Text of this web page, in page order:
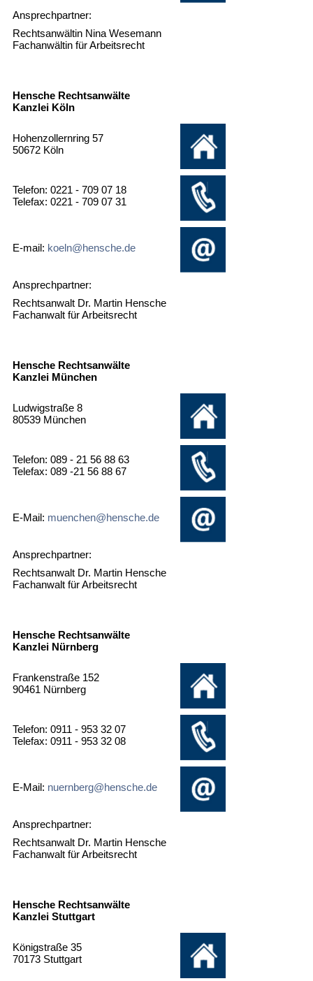
Ansprechpartner:
Rechtsanwältin Nina Wesemann
Fachanwältin für Arbeitsrecht
Hensche Rechtsanwälte
Kanzlei Köln
Hohenzollernring 57
50672 Köln
Telefon: 0221 - 709 07 18
Telefax: 0221 - 709 07 31
E-mail: koeln@hensche.de
Ansprechpartner:
Rechtsanwalt Dr. Martin Hensche
Fachanwalt für Arbeitsrecht
Hensche Rechtsanwälte
Kanzlei München
Ludwigstraße 8
80539 München
Telefon: 089 - 21 56 88 63
Telefax: 089 -21 56 88 67
E-Mail: muenchen@hensche.de
Ansprechpartner:
Rechtsanwalt Dr. Martin Hensche
Fachanwalt für Arbeitsrecht
Hensche Rechtsanwälte
Kanzlei Nürnberg
Frankenstraße 152
90461 Nürnberg
Telefon: 0911 - 953 32 07
Telefax: 0911 - 953 32 08
E-Mail: nuernberg@hensche.de
Ansprechpartner:
Rechtsanwalt Dr. Martin Hensche
Fachanwalt für Arbeitsrecht
Hensche Rechtsanwälte
Kanzlei Stuttgart
Königstraße 35
70173 Stuttgart